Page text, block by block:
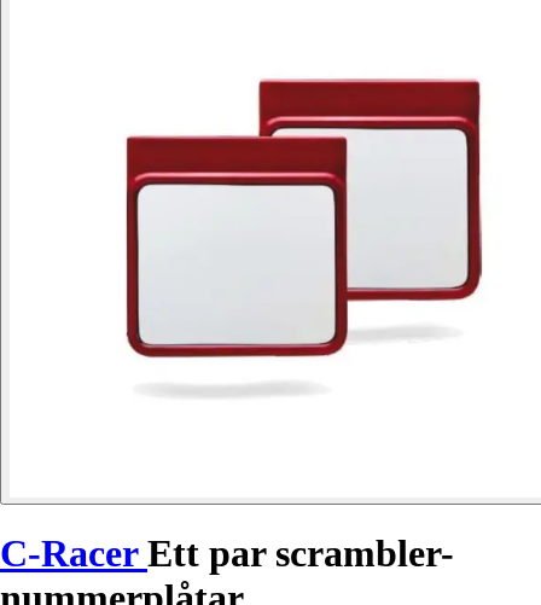
C-RacerEtt par scrambler-